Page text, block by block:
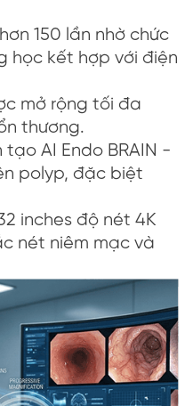
150 lần nhờ chức
học kết hợp với điện
mở rộng tối đa
thương.
AI Endo BRAIN -
polyp, đặc biệt
inches độ nét 4K
nét niêm mạc và